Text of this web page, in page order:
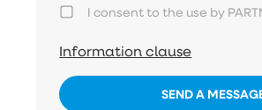
I consent to the use by
Information clause
SEND A